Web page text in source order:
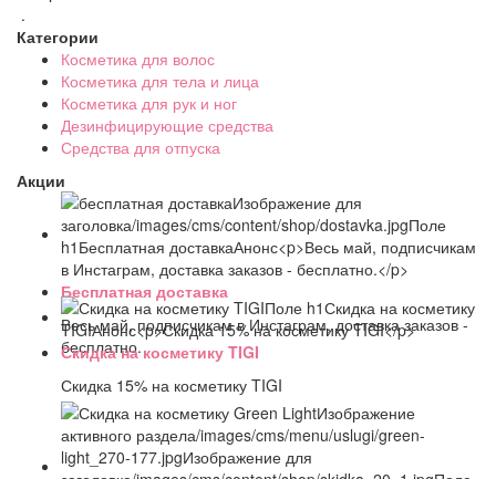
.
Категории
Косметика для волос
Косметика для тела и лица
Косметика для рук и ног
Дезинфицирующие средства
Средства для отпуска
Акции
Бесплатная доставка
Весь май, подписчикам в Инстаграм, доставка заказов -
бесплатно.
Скидка на косметику TIGI
Скидка 15% на косметику TIGI